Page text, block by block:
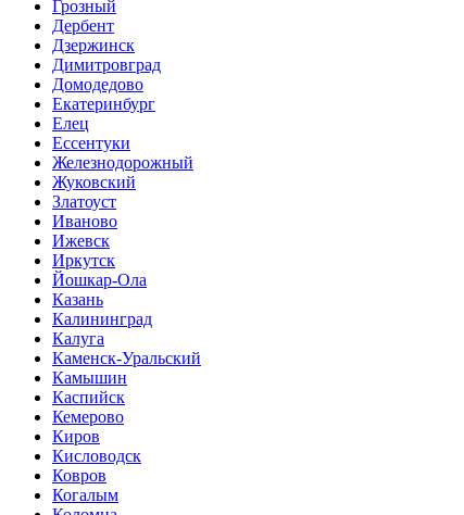
Грозный
Дербент
Дзержинск
Димитровград
Домодедово
Екатеринбург
Елец
Ессентуки
Железнодорожный
Жуковский
Златоуст
Иваново
Ижевск
Иркутск
Йошкар-Ола
Казань
Калининград
Калуга
Каменск-Уральский
Камышин
Каспийск
Кемерово
Киров
Кисловодск
Ковров
Когалым